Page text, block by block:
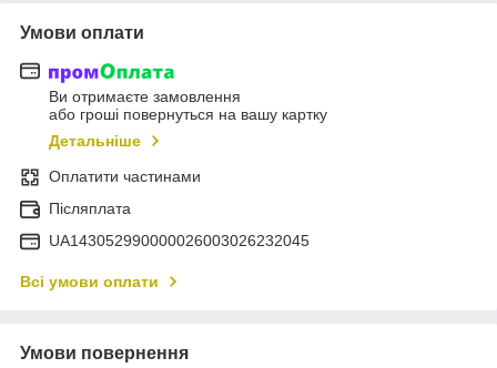
Умови оплати
Ви отримаєте замовлення
або гроші повернуться на вашу картку
Детальніше
Оплатити частинами
Післяплата
UA143052990000026003026232045
Всі умови оплати
Умови повернення